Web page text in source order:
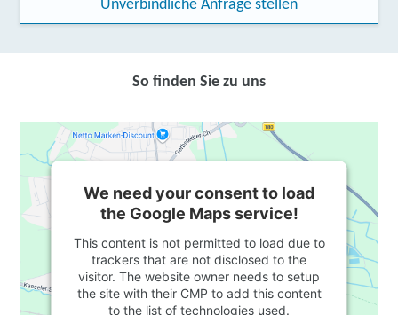
Unverbindliche Anfrage stellen
So finden Sie zu uns
We need your consent to load
the Google Maps service!
This content is not permitted to load due to
trackers that are not disclosed to the
visitor. The website owner needs to setup
the site with their CMP to add this content
to the list of technologies used.